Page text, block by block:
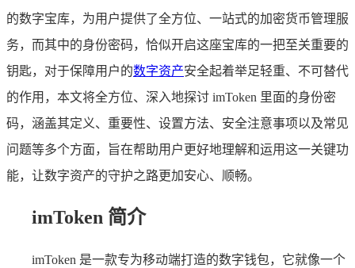
的数字宝库，为用户提供了全方位、一站式的加密货币管理服
务，而其中的身份密码，恰似开启这座宝库的一把至关重要的
钥匙，对于保障用户的数字资产安全起着举足轻重、不可替代
的作用，本文将全方位、深入地探讨 imToken 里面的身份密
码，涵盖其定义、重要性、设置方法、安全注意事项以及常见
问题等多个方面，旨在帮助用户更好地理解和运用这一关键功
能，让数字资产的守护之路更加安心、顺畅。
imToken 简介
imToken 是一款专为移动端打造的数字钱包，它就像一个